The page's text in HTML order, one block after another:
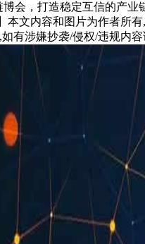
会，打造稳定互信的产业
本文内容和图片为作者所
有涉嫌抄袭/侵权/违规内容